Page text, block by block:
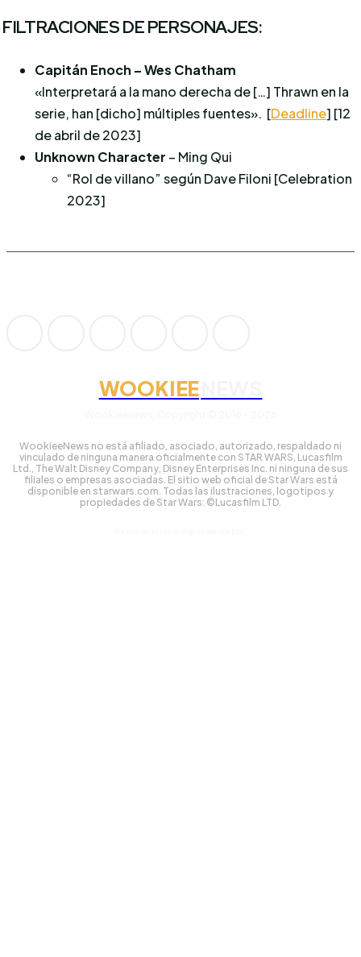
FILTRACIONES DE PERSONAJES:
Capitán Enoch – Wes Chatham
«Interpretará a la mano derecha de […] Thrawn en la
serie, han [dicho] múltiples fuentes». [Deadline] [12
de abril de 2023]
Unknown Character – Ming Qui
“Rol de villano” según Dave Filoni [Celebration
2023]
WOOKIEE
WookieeNews no está afiliado, asociado, autorizado, respaldado ni
vinculado de ninguna manera oficialmente con STAR WARS, Lucasfilm
Ltd., The Walt Disney Company, Disney Enterprises Inc. ni ninguna de sus
filiales o empresas asociadas. El sitio web oficial de Star Wars está
disponible en starwars.com. Todas las ilustraciones, logotipos y
propiedades de Star Wars: ©Lucasfilm LTD.